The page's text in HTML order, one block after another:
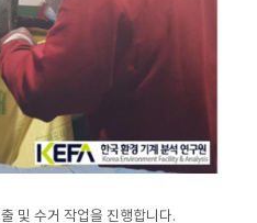
및 수거 작업을 진행합니다.